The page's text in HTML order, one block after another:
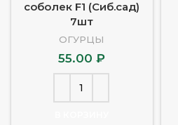
соболек F1 (Сиб.сад)
7шт
ОГУРЦЫ
55.00₽